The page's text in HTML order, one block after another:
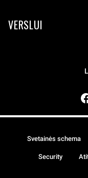
VERSLUI
Svetainės schema
Security